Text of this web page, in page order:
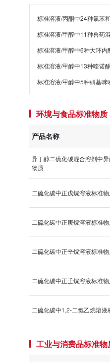
标准溶液/丙酮中24种氯苯
标准溶液/甲醇中11种兽药
标准溶液/水中乙醇等5种混
标准溶液/水中乙醇等5种混
标准溶液/水中乙醇等5种混
标准溶液/甲醇中4种挥发性
甲醇中4种氯苯混标
环境与食品标准物质
产品名称
异丁醇二硫化碳混合溶剂中
物质
二硫化碳中正戊烷溶液标准
二硫化碳中正庚烷溶液标准
二硫化碳中正辛烷溶液标准
二硫化碳中正壬烷溶液标准
二硫化碳中1,2-二氯乙烷溶液
工业与消费品标准物